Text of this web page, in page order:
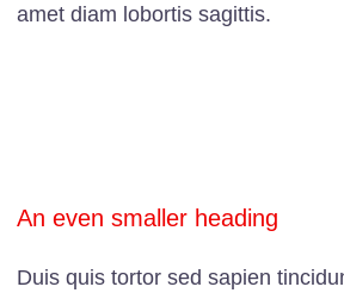
amet diam lobortis sagittis.
An even smaller heading
Duis quis tortor sed sapien